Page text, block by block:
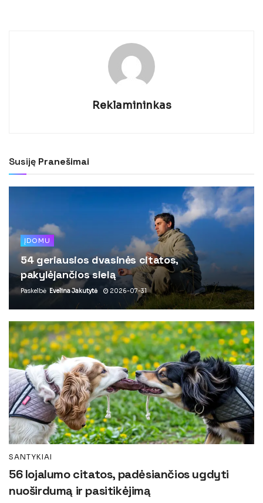
Reklamininkas
Susiję Pranešimai
ĮDOMU
54 geriausios dvasinės citatos,
pakylėjančios sielą
Paskelbė Evelina Jakutytė 2026-07-31
SANTYKIAI
56 lojalumo citatos, padėsiančios ugdyti
nuoširdumą ir pasitikėjimą